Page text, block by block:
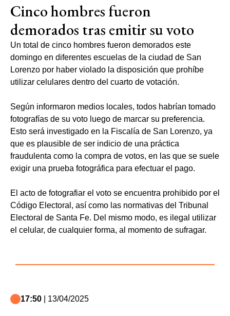
Cinco hombres fueron
demorados tras emitir su voto
Un total de cinco hombres fueron demorados este
domingo en diferentes escuelas de la ciudad de San
Lorenzo por haber violado la disposición que prohíbe
utilizar celulares dentro del cuarto de votación.
Según informaron medios locales, todos habrían tomado
fotografías de su voto luego de marcar su preferencia.
Esto será investigado en la Fiscalía de San Lorenzo, ya
que es plausible de ser indicio de una práctica
fraudulenta como la compra de votos, en las que se suele
exigir una prueba fotográfica para efectuar el pago.
El acto de fotografiar el voto se encuentra prohibido por el
Código Electoral, así como las normativas del Tribunal
Electoral de Santa Fe. Del mismo modo, es ilegal utilizar
el celular, de cualquier forma, al momento de sufragar.
17:50 | 13/04/2025